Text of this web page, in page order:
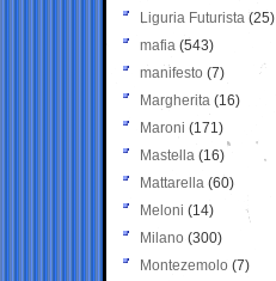
Liguria Futurista (25)
mafia (543)
manifesto (7)
Margherita (16)
Maroni (171)
Mastella (16)
Mattarella (60)
Meloni (14)
Milano (300)
Montezemolo (7)